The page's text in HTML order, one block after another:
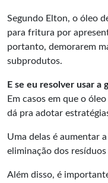
Segundo Elton, o óleo
para fritura por
portanto, demorarem
subprodutos.
E se eu resolver usar a
Em casos em que o
dá pra adotar
Uma delas é aumentar
eliminação dos
Além disso, é